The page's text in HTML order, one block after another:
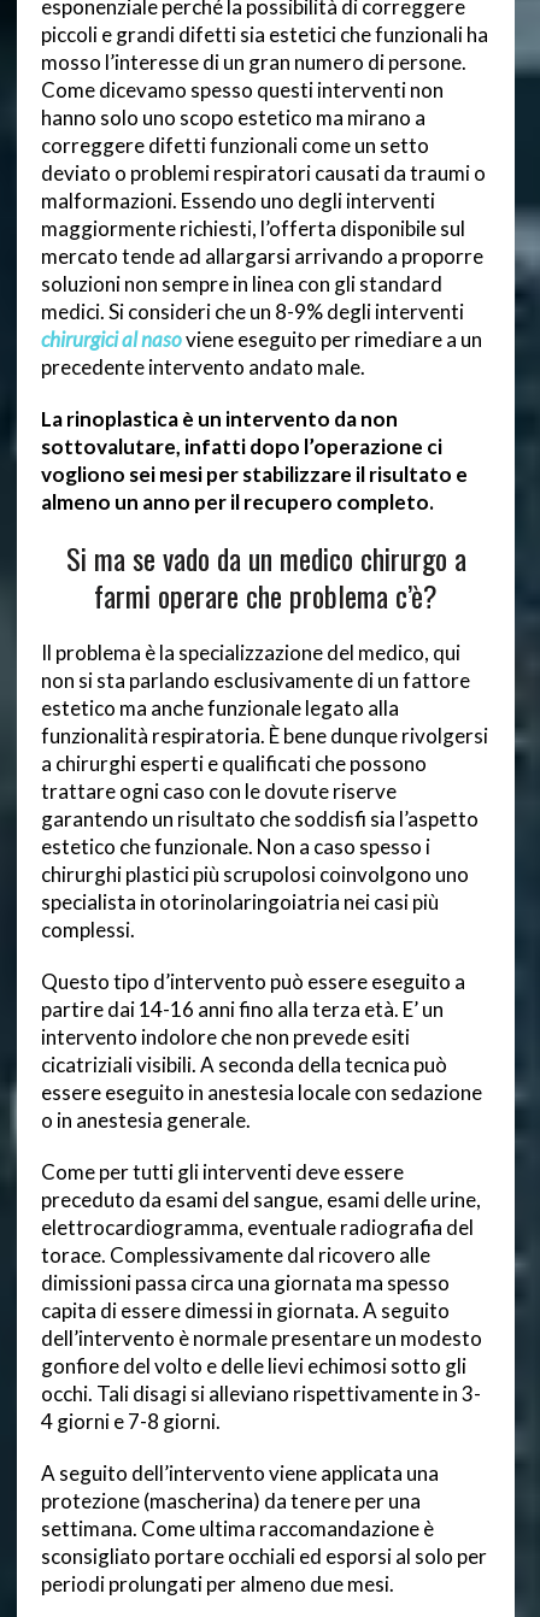
esponenziale perché la possibilità di correggere
piccoli e grandi difetti sia estetici che funzionali ha
mosso l’interesse di un gran numero di persone.
Come dicevamo spesso questi interventi non
hanno solo uno scopo estetico ma mirano a
correggere difetti funzionali come un setto
deviato o problemi respiratori causati da traumi o
malformazioni. Essendo uno degli interventi
maggiormente richiesti, l’offerta disponibile sul
mercato tende ad allargarsi arrivando a proporre
soluzioni non sempre in linea con gli standard
medici. Si consideri che un 8-9% degli interventi
chirurgici al nasoviene eseguito per rimediare a un
precedente intervento andato male.
La rinoplastica è un intervento da non
sottovalutare, infatti dopo l’operazione ci
vogliono sei mesi per stabilizzare il risultato e
almeno un anno per il recupero completo.
Si ma se vado da un medico chirurgo a
farmi operare che problema c’è?
Il problema è la specializzazione del medico, qui
non si sta parlando esclusivamente di un fattore
estetico ma anche funzionale legato alla
funzionalità respiratoria. È bene dunque rivolgersi
a chirurghi esperti e qualificati che possono
trattare ogni caso con le dovute riserve
garantendo un risultato che soddisfi sia l’aspetto
estetico che funzionale. Non a caso spesso i
chirurghi plastici più scrupolosi coinvolgono uno
specialista in otorinolaringoiatria nei casi più
complessi.
Questo tipo d’intervento può essere eseguito a
partire dai 14-16 anni fino alla terza età. E’ un
intervento indolore che non prevede esiti
cicatriziali visibili. A seconda della tecnica può
essere eseguito in anestesia locale con sedazione
o in anestesia generale.
Come per tutti gli interventi deve essere
preceduto da esami del sangue, esami delle urine,
elettrocardiogramma, eventuale radiografia del
torace. Complessivamente dal ricovero alle
dimissioni passa circa una giornata ma spesso
capita di essere dimessi in giornata. A seguito
dell’intervento è normale presentare un modesto
gonfiore del volto e delle lievi echimosi sotto gli
occhi. Tali disagi si alleviano rispettivamente in 3-
4 giorni e 7-8 giorni.
A seguito dell’intervento viene applicata una
protezione (mascherina) da tenere per una
settimana. Come ultima raccomandazione è
sconsigliato portare occhiali ed esporsi al solo per
periodi prolungati per almeno due mesi.